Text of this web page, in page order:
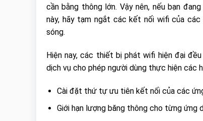
cần bằng thông lớn. Vậy nên, nếu bạn
này, hãy tạm ngắt các kết nối wifi của
sóng.
Hiện nay, các thiết bị phát wifi hiện đại
dịch vụ cho phép người dùng thực hiện các
Cài đặt thứ tự ưu tiên kết nối của các
Giới hạn lượng băng thông cho từng ứng